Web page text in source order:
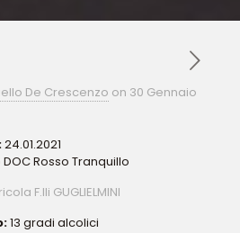
De Crescenzo on 30 Gennaio
24.01.2021
Rosso Tranquillo
F.lli GUGLIELMINI
13 gradi alcolici